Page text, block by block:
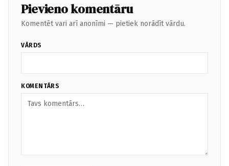
Pievieno komentāru
Komentēt vari arī anonīmi — pietiek norādīt vārdu.
VĀRDS
KOMENTĀRS